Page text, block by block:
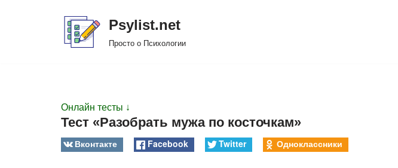
Psylist.net
Просто о Психологии
Онлайн тесты ↓
Тест «Разобрать мужа по косточкам»
Вконтакте Facebook Twitter Одноклассники